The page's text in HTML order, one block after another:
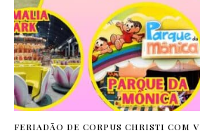
FERIADÃO DE CORPUS CHRISTI COM